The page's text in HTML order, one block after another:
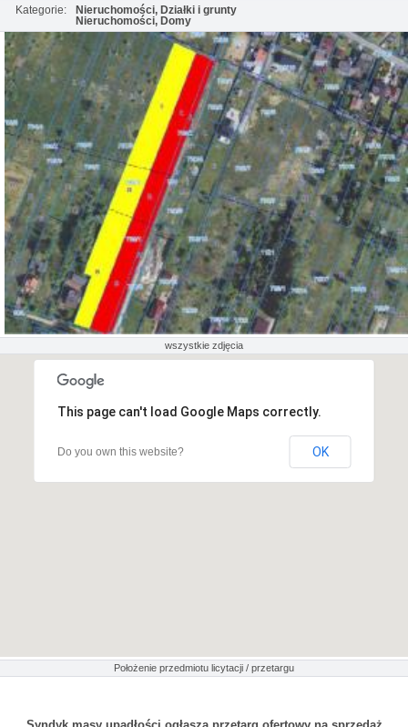
Kategorie:
Nieruchomości, Działki i grunty
Nieruchomości, Domy
wszystkie zdjęcia
This page can't load Google Maps correctly.
Do you own this website? OK
Położenie przedmiotu licytacji / przetargu